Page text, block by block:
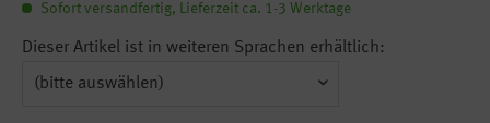
Sofort versandfertig, Lieferzeit ca. 1-3 Werktage
Dieser Artikel ist in weiteren Sprachen erhältlich: